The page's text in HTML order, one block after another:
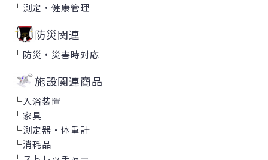
└測定・健康管理
防災関連
└防災・災害時対応
施設関連商品
└入浴装置
└家具
└測定器・体重計
└消耗品